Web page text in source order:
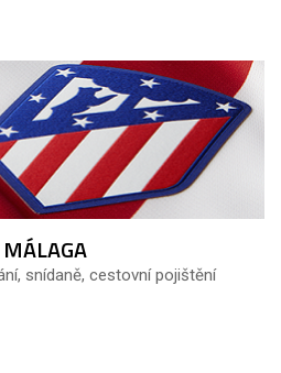
snídaně, cestovní pojištění